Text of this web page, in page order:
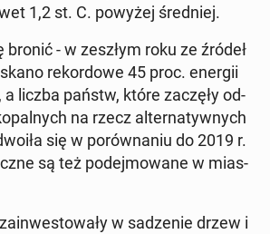
1,2 st. C. powyżej śred­niej.
bronić - w zeszłym roku ze źródeł
reko­r­dowe 45 proc. energii
a liczba państw, które zaczęły od­
na rzecz al­ter­naty­wnych
się w porów­na­niu do 2019 r.
są też pode­j­mowane w mi­as­
w sadze­nie drzew i